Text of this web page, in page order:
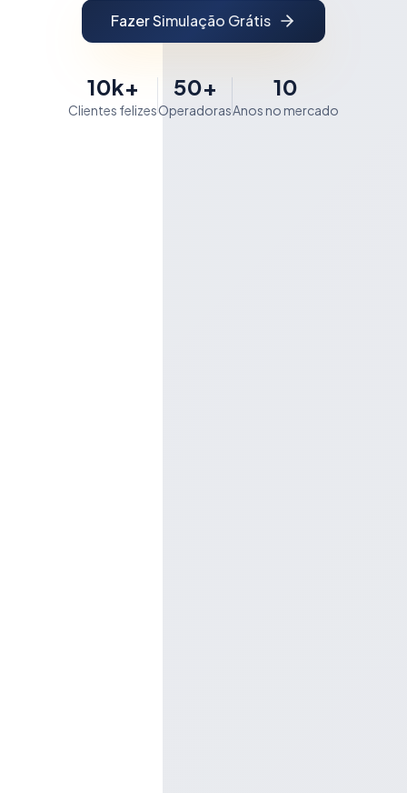
Fazer Simulação Grátis
10k+
Clientes felizes
50+
Operadoras
10
Anos no mercado